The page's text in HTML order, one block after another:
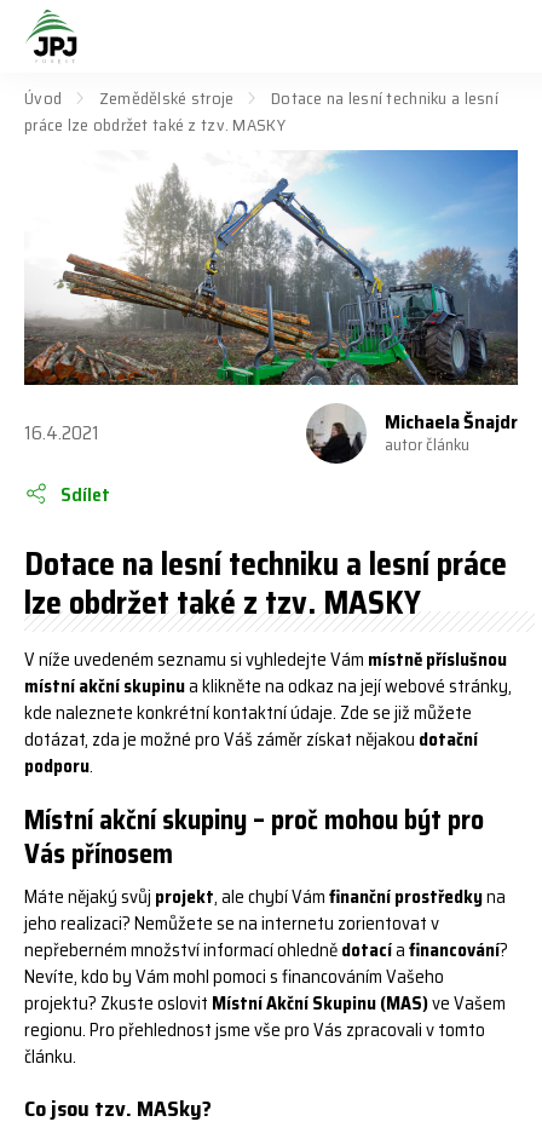
Úvod Zemědělské stroje
Dotace na lesní techniku a lesní
práce lze obdržet také z tzv. MASKY
16.4.2021
Sdílet
Michaela Šnajdr
autor článku
Dotace na lesní techniku a lesní práce
lze obdržet také z tzv. MASKY
V níže uvedeném seznamu si vyhledejte Vám místně příslušnou
místní akční skupinua klikněte na odkaz na její webové stránky,
kde naleznete konkrétní kontaktní údaje. Zde se již můžete
dotázat, zda je možné pro Váš záměr získat nějakou dotační
podporu.
Místní akční skupiny – proč mohou být pro
Vás přínosem
Máte nějaký svůj projekt, ale chybí Vámfinanční prostředkyna
jeho realizaci? Nemůžete se na internetu zorientovat v
nepřeberném množství informací ohlednědotacíafinancování?
Nevíte, kdo by Vám mohl pomoci s financováním Vašeho
projektu? Zkuste oslovit Místní Akční Skupinu (MAS)ve Vašem
regionu. Pro přehlednost jsme vše pro Vás zpracovali v tomto
článku.
Co jsou tzv. MASky?